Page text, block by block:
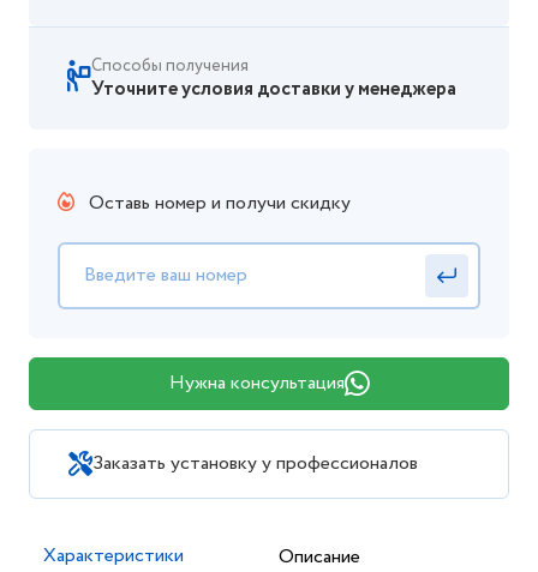
Способы получения
Уточните условия доставки у менеджера
Оставь номер и получи скидку
Нужна консультация
Заказать установку у профессионалов
Характеристики Описание